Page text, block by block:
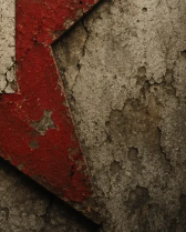
chega
domingo(12),